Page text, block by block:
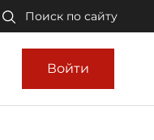
Поиск по сайту
Войти